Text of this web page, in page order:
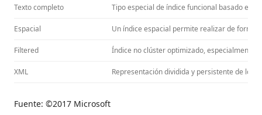
Texto completo Tipo especial de índice funcional basado en
Espacial Un índice espacial permite realizar de forma
Filtered Índice no clúster optimizado, especialmente
XML Representación dividida y persistente de los
Fuente: ©2017 Microsoft